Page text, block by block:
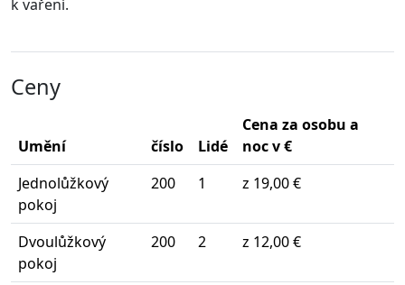
k vaření.
Ceny
Umění číslo Lidé
Cena za osobu a
noc v €
Jednolůžkový
pokoj
200 1 z 19,00 €
Dvoulůžkový
pokoj
200 2 z 12,00 €